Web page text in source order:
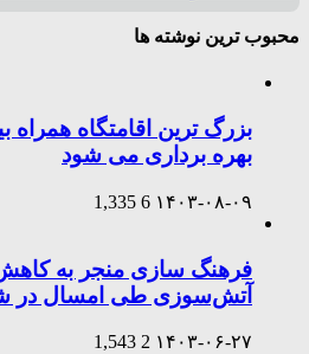
محبوب ترین نوشته ها
بزرگ ترین اقامتگاه همراه
بهره برداری می شود
۱۴۰۳-۰۸-۰۹ 6
1,335
آتش‌سوزی طی امسال در
۱۴۰۳-۰۶-۲۷ 2
1,543